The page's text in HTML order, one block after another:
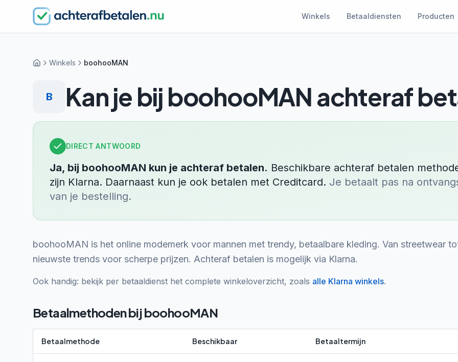
Winkels Betaaldiensten Producten
HomeWinkels boohooMAN
B Kan je bijboohooMANachteraf
DIRECT ANTWOORD
Ja, bij boohooMAN kun je achteraf betalen. Beschikbare achteraf betalen
zijn Klarna. Daarnaast kun je ook betalen met Creditcard. Je betaalt pas na
van je bestelling.
boohooMAN is het online modemerk voor mannen met trendy, betaalbare kleding. Van streetwear
nieuwste trends voor scherpe prijzen. Achteraf betalen is mogelijk via Klarna.
Ook handig: bekijk per betaaldienst het complete winkeloverzicht, zoals alle Klarna winkels.
Betaalmethoden bijboohooMAN
Betaalmethode Beschikbaar Betaaltermijn